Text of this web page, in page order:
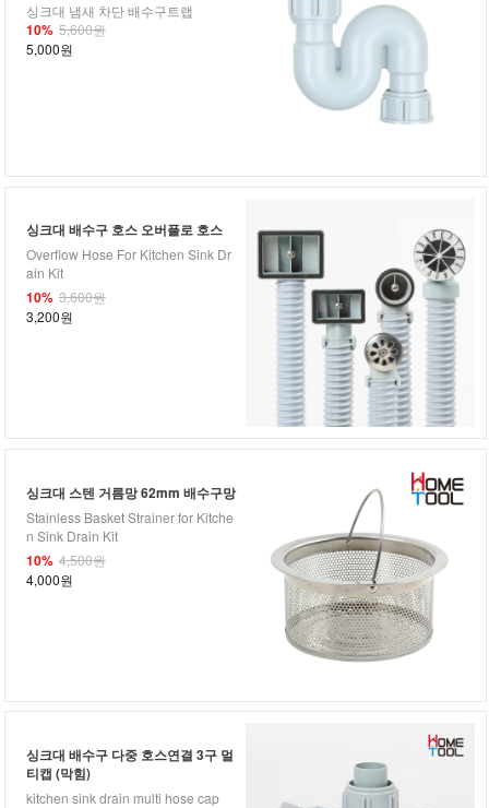
싱크대 냄새 차단 배수구트랩
10% 5,600원
5,000원
싱크대 배수구 호스 오버플로 호스
Overflow Hose For Kitchen Sink Dr
ain Kit
10% 3,600원
3,200원
싱크대 스텐 거름망 62mm 배수구망
Stainless Basket Strainer for Kitche
n Sink Drain Kit
10% 4,500원
4,000원
싱크대 배수구 다중 호스연결 3구 멀
티캡 (막힘)
kitchen sink drain multi hose cap